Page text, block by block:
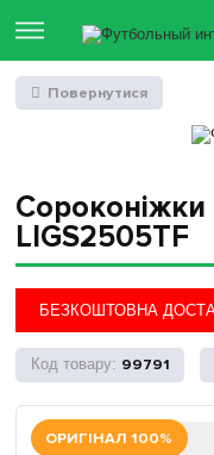
LIGS2505TF
БЕЗКОШТОВНА
99791
ОРИГІНАЛ 100%
Повернутися